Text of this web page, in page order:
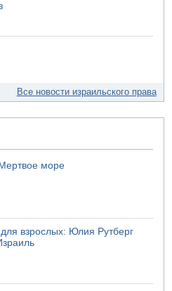
Все новости израильского права
море
взрослых: Юлия Рутберг